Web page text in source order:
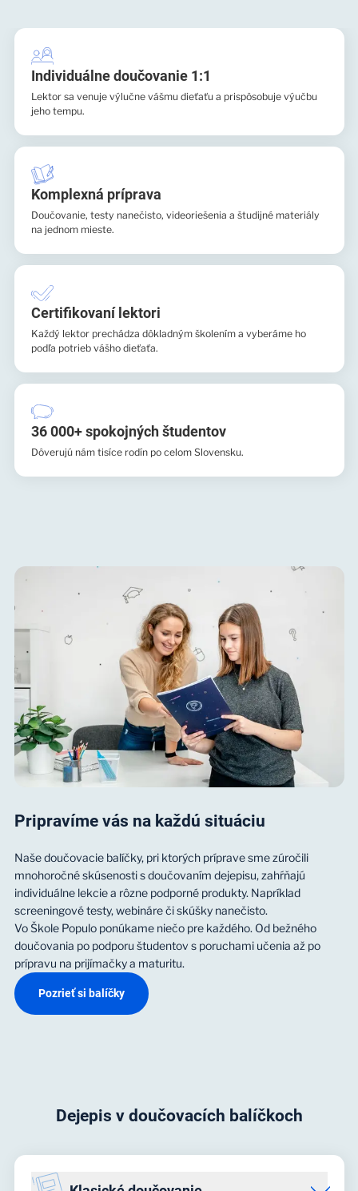
Individuálne doučovanie 1:1
Lektor sa venuje výlučne vášmu dieťaťu a prispôsobuje výučbu
jeho tempu.
Komplexná príprava
Doučovanie, testy nanečisto, videoriešenia a študijné materiály
na jednom mieste.
Certifikovaní lektori
Každý lektor prechádza dôkladným školením a vyberáme ho
podľa potrieb vášho dieťaťa.
36 000+ spokojných študentov
Dôverujú nám tisíce rodín po celom Slovensku.
Pripravíme vás na každú situáciu
Naše doučovacie balíčky, pri ktorých príprave sme zúročili
mnohoročné skúsenosti s doučovaním dejepisu, zahŕňajú
individuálne lekcie a rôzne podporné produkty. Napríklad
screeningové testy, webináre či skúšky nanečisto.
Vo Škole Populo ponúkame niečo pre každého. Od bežného
doučovania po podporu študentov s poruchami učenia až po
prípravu na prijímačky a maturitu.
Pozrieť si balíčky
Dejepis v doučovacích balíčkoch